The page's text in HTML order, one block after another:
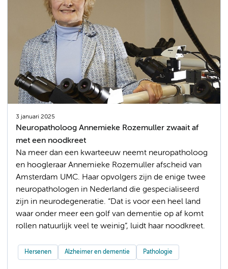
3 januari 2025
Neuropatholoog Annemieke Rozemuller zwaait af
met een noodkreet
Na meer dan een kwarteeuw neemt neuropatholoog
en hoogleraar Annemieke Rozemuller afscheid van
Amsterdam UMC. Haar opvolgers zijn de enige twee
neuropathologen in Nederland die gespecialiseerd
zijn in neurodegeneratie. “Dat is voor een heel land
waar onder meer een golf van dementie op af komt
rollen natuurlijk veel te weinig”, luidt haar noodkreet.
Hersenen Alzheimer en dementie Pathologie